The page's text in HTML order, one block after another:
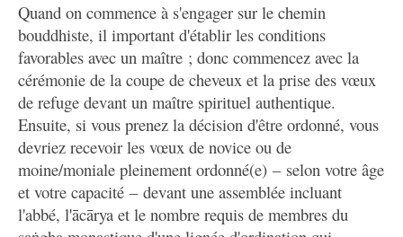
Quand on commence à s'engager sur le chemin
bouddhiste, il important d'établir les conditions
favorables avec un maître ; donc commencez avec la
cérémonie de la coupe de cheveux et la prise des vœux
de refuge devant un maître spirituel authentique.
Ensuite, si vous prenez la décision d'être ordonné, vous
devriez recevoir les vœux de novice ou de
moine/moniale pleinement ordonné(e) – selon votre âge
et votre capacité – devant une assemblée incluant
l'abbé, l'ācārya et le nombre requis de membres du